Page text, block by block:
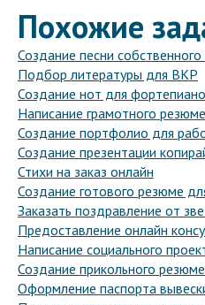
Похожие
Создание песни
Подбор литературы для ВКР
Создание нот для
Написание грамотного резюме
Создание портфолио для
Создание презентации
Стихи на заказ онлайн
Создание готового резюме
Заказать поздравление от
Предоставление онлайн
Написание социального
Создание прикольного резюме
Оформление паспорта